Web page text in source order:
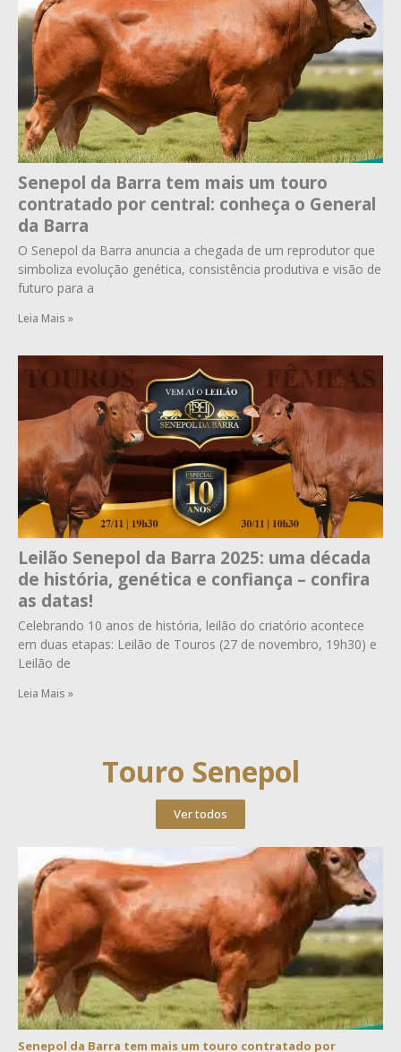
Senepol da Barra tem mais um touro
contratado por central: conheça o General
da Barra
O Senepol da Barra anuncia a chegada de um reprodutor que
simboliza evolução genética, consistência produtiva e visão de
futuro para a
Leia Mais »
Leilão Senepol da Barra 2025: uma década
de história, genética e confiança – confira
as datas!
Celebrando 10 anos de história, leilão do criatório acontece
em duas etapas: Leilão de Touros (27 de novembro, 19h30) e
Leilão de
Leia Mais »
Touro Senepol
Ver todos
Senepol da Barra tem mais um touro contratado por